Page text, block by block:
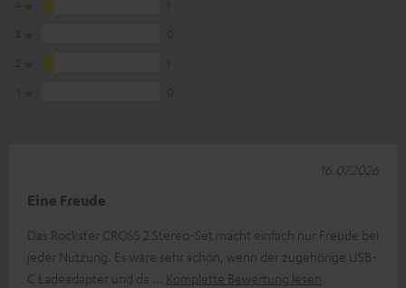
Eine Freude
Das Rockster CROSS 2 Stereo-Set macht einfach nur Freude bei
jeder Nutzung. Es wäre sehr schön, wenn der zugehörige USB-
C Ladeadapter und da
Komplette Bewertung lesen
16.07.2026